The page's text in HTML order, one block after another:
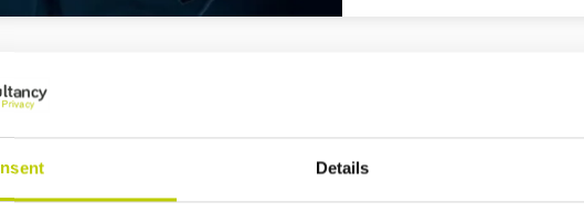
Details
dan 100 klanten wereldwijd vertrouwen op